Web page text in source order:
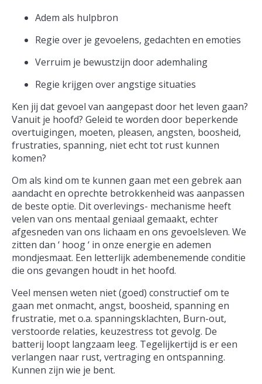
Adem als hulpbron
Regie over je gevoelens, gedachten en emoties
Verruim je bewustzijn door ademhaling
Regie krijgen over angstige situaties
Ken jij dat gevoel van aangepast door het leven gaan?
Vanuit je hoofd? Geleid te worden door beperkende
overtuigingen, moeten, pleasen, angsten, boosheid,
frustraties, spanning, niet echt tot rust kunnen
komen?
Om als kind om te kunnen gaan met een gebrek aan
aandacht en oprechte betrokkenheid was aanpassen
de beste optie. Dit overlevings- mechanisme heeft
velen van ons mentaal geniaal gemaakt, echter
afgesneden van ons lichaam en ons gevoelsleven. We
zitten dan ‘ hoog ‘ in onze energie en ademen
mondjesmaat. Een letterlijk adembenemende conditie
die ons gevangen houdt in het hoofd.
Veel mensen weten niet (goed) constructief om te
gaan met onmacht, angst, boosheid, spanning en
frustratie, met o.a. spanningsklachten, Burn-out,
verstoorde relaties, keuzestress tot gevolg. De
batterij loopt langzaam leeg. Tegelijkertijd is er een
verlangen naar rust, vertraging en ontspanning.
Kunnen zijn wie je bent.